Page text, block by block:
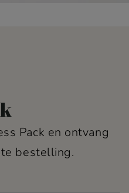
Pack en ontvang
bestelling.